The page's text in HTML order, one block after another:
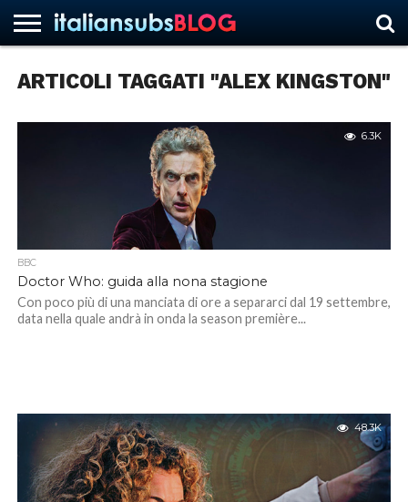
NEWS
ASCOLTI
RECENSIONI
INTERVISTE
CURIOSITÀ
CHI
CONTATTACI
FORUM
ITALIANSUBS
ARTICOLI TAGGATI "ALEX KINGSTON"
6.3K
BBC
Doctor Who: guida alla nona stagione
Con poco più di una manciata di ore a separarci dal 19 settembre,
data nella quale andrà in onda la season première...
48.3K